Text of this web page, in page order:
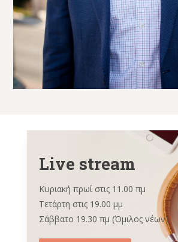
Live stream
Κυριακή πρωί στις 11.00 πμ
Τετάρτη στις 19.00 μμ
Σάββατο 19.30 πμ (Όμιλος νέων)